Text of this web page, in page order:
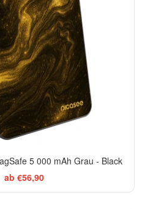
5 000 mAh Grau - Black
ab €56,90